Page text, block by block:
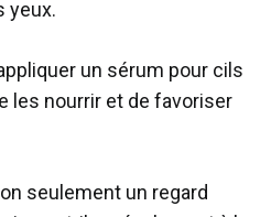
yeux.
un sérum pour cils
les nourrir et de favoriser
seulement un regard